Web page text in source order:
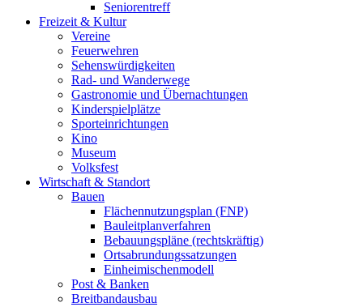
Seniorentreff
Freizeit & Kultur
Vereine
Feuerwehren
Sehenswürdigkeiten
Rad- und Wanderwege
Gastronomie und Übernachtungen
Kinderspielplätze
Sporteinrichtungen
Kino
Museum
Volksfest
Wirtschaft & Standort
Bauen
Flächennutzungsplan (FNP)
Bauleitplanverfahren
Bebauungspläne (rechtskräftig)
Ortsabrundungssatzungen
Einheimischenmodell
Post & Banken
Breitbandausbau